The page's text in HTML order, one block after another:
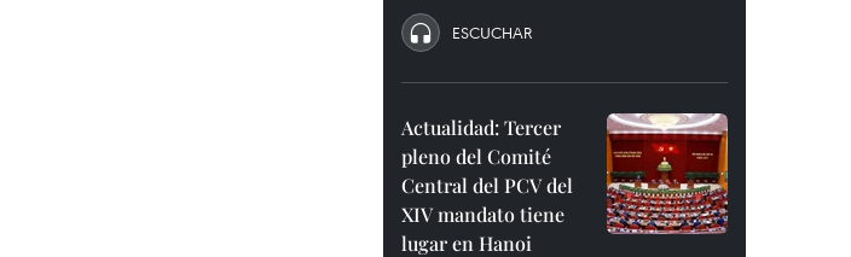
ESCUCHAR
Actualidad: Tercer
pleno del Comité
Central del PCV del
XIV mandato tiene
lugar en Hanoi